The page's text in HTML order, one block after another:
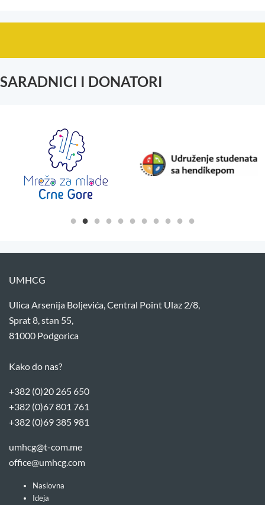
SARADNICI I DONATORI
UMHCG
Ulica Arsenija Boljevića, Central Point Ulaz 2/8,
Sprat 8, stan 55,
81000 Podgorica
Kako do nas?
+382 (0)20 265 650
+382 (0)67 801 761
+382 (0)69 385 981
umhcg@t-com.me
office@umhcg.com
Naslovna
Ideja